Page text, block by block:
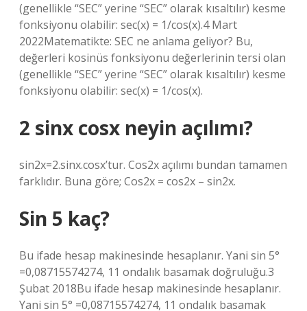
(genellikle “SEC” yerine “SEC” olarak kısaltılır) kesme
fonksiyonu olabilir: sec(x) = 1/cos(x).4 Mart
2022Matematikte: SEC ne anlama geliyor? Bu,
değerleri kosinüs fonksiyonu değerlerinin tersi olan
(genellikle “SEC” yerine “SEC” olarak kısaltılır) kesme
fonksiyonu olabilir: sec(x) = 1/cos(x).
2 sinx cosx neyin açılımı?
sin2x=2.sinx.cosx’tur. Cos2x açılımı bundan tamamen
farklıdır. Buna göre; Cos2x = cos2x – sin2x.
Sin 5 kaç?
Bu ifade hesap makinesinde hesaplanır. Yani sin 5°
=0,08715574274, 11 ondalık basamak doğruluğu.3
Şubat 2018Bu ifade hesap makinesinde hesaplanır.
Yani sin 5° =0,08715574274, 11 ondalık basamak